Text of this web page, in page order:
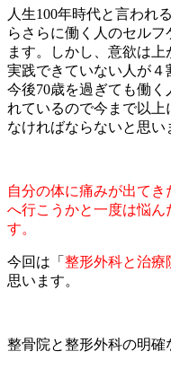
人生100年時代と言われ
らさらに働く人のセル
ます。しかし、意欲は
実践できていない人が４
今後70歳を過ぎても働
れているので今まで以
なければならないと思い
自分の体に痛みが出て
へ行こうかと一度は悩ん
す。
今回は「 整形外科と治療
思います。
整骨院と整形外科の明確